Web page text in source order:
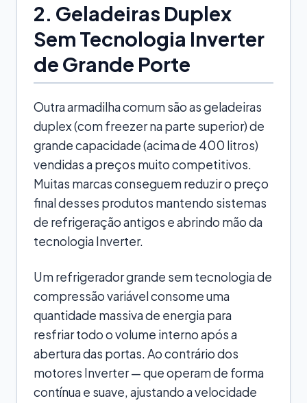
2. Geladeiras Duplex
Sem Tecnologia Inverter
de Grande Porte
Outra armadilha comum são as geladeiras
duplex (com freezer na parte superior) de
grande capacidade (acima de 400 litros)
vendidas a preços muito competitivos.
Muitas marcas conseguem reduzir o preço
final desses produtos mantendo sistemas
de refrigeração antigos e abrindo mão da
tecnologia Inverter.
Um refrigerador grande sem tecnologia de
compressão variável consome uma
quantidade massiva de energia para
resfriar todo o volume interno após a
abertura das portas. Ao contrário dos
motores Inverter — que operam de forma
contínua e suave, ajustando a velocidade